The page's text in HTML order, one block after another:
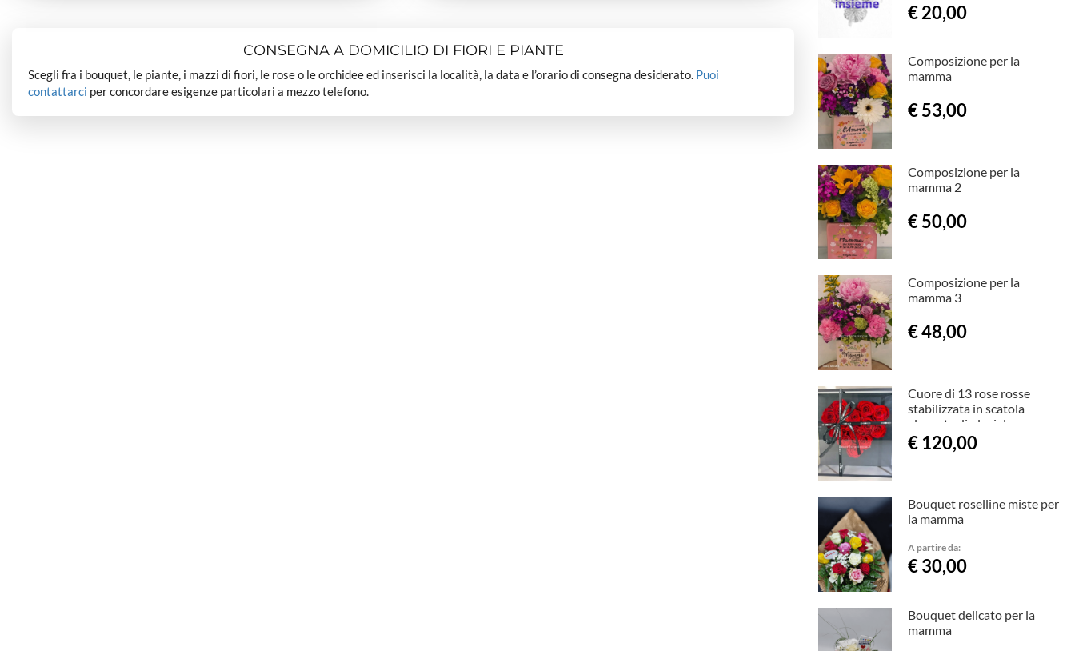
CONSEGNA A DOMICILIO DI FIORI E PIANTE
Scegli fra i bouquet, le piante, i mazzi di fiori, le rose o le orchidee ed inserisci la località, la data e l’orario di consegna desiderato. Puoi
contattarci per concordare esigenze particolari a mezzo telefono.
€ 20,00
Composizione per la
mamma
€ 53,00
Composizione per la
mamma 2
€ 50,00
Composizione per la
mamma 3
€ 48,00
Cuore di 13 rose rosse
stabilizzata in scatola
elegante di plexiglas
€ 120,00
Bouquet roselline miste per
la mamma
A partire da:
€ 30,00
Bouquet delicato per la
mamma